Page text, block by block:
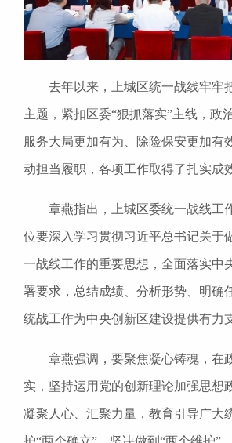
去年以来，上城区统一战线牢牢
主题，紧扣区委“狠抓落实”主线，政
服务大局更加有为、除险保安更加有
动担当履职，各项工作取得了扎实成
章燕指出，上城区委统一战线工
位要深入学习贯彻习近平总书记关于
一战线工作的重要思想，全面落实中
署要求，总结成绩、分析形势、明确
统战工作为中央创新区建设提供有力
章燕强调，要聚焦凝心铸魂，在
实，坚持运用党的创新理论加强思想
凝聚人心、汇聚力量，教育引导广大